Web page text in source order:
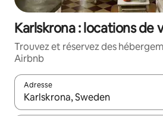
Karlskrona : locations de
Trouvez et réservez des
Airbnb
Adresse
Lorsque les résultats s'affichent,